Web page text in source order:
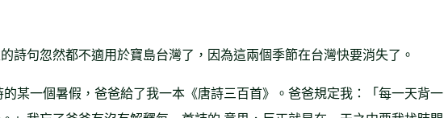
詩句忽然都不適用於寶島台灣了，因為這兩個季節在台灣快要消失了。
某一個暑假，爸爸給了我一本《唐詩三百首》。爸爸規定我：「每一天背一